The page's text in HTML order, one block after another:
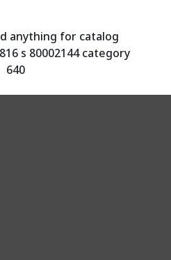
anything for catalog
s 80002144 category
640